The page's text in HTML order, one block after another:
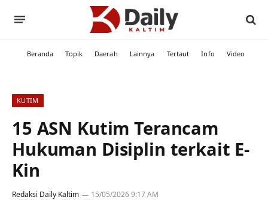
Beranda Topik Daerah Lainnya Tertaut Info Video
KUTIM
15 ASN Kutim Terancam
Hukuman Disiplin terkait E-
Kin
Redaksi Daily Kaltim 15/05/2026 9:17 AM